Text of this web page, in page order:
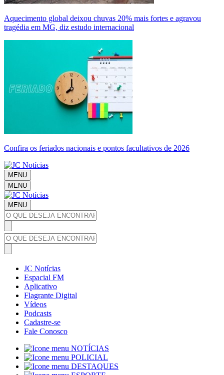
Aquecimento global deixou chuvas 20% mais fortes e agravou
tragédia em MG, diz estudo internacional
Confira os feriados nacionais e pontos facultativos de 2026
MENU
MENU
MENU
JC Notícias
Espacial FM
Aplicativo
Flagrante Digital
Vídeos
Podcasts
Cadastre-se
Fale Conosco
NOTÍCIAS
POLICIAL
DESTAQUES